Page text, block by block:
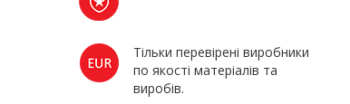
Тільки перевірені виробники
по якості матеріалів та
виробів.